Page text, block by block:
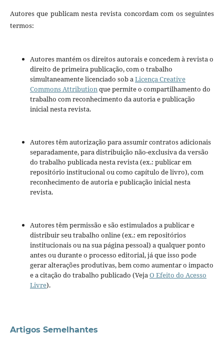
Autores que publicam nesta revista concordam com os seguintes
termos:
Autores mantém os direitos autorais e concedem à revista o
direito de primeira publicação, com o trabalho
simultaneamente licenciado sob a Licença Creative
Commons Attribution que permite o compartilhamento do
trabalho com reconhecimento da autoria e publicação
inicial nesta revista.
Autores têm autorização para assumir contratos adicionais
separadamente, para distribuição não-exclusiva da versão
do trabalho publicada nesta revista (ex.: publicar em
repositório institucional ou como capítulo de livro), com
reconhecimento de autoria e publicação inicial nesta
revista.
Autores têm permissão e são estimulados a publicar e
distribuir seu trabalho online (ex.: em repositórios
institucionais ou na sua página pessoal) a qualquer ponto
antes ou durante o processo editorial, já que isso pode
gerar alterações produtivas, bem como aumentar o impacto
e a citação do trabalho publicado (Veja O Efeito do Acesso
Livre).
Artigos Semelhantes